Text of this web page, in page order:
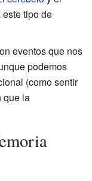
tipo de
eventos que nos
podemos
(como sentir
que la